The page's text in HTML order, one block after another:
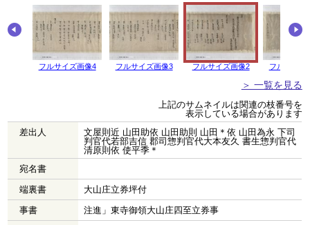
フルサイズ画像4 フルサイズ画像3 フルサイズ画像2 フルサイズ
＞ 一覧を見る
上記のサムネイルは関連の枝番号を
表示している場合があります
差出人
文屋則近 山田助依 山田助則 山田＊依 山田為永 下司
判官代若部吉信 郡司惣判官代大本友久 書生惣判官代
清原則依 使平季＊
宛名書
端裏書
大山庄立券坪付
事書
注進」東寺御領大山庄四至立券事